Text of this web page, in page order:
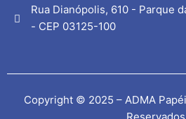
Rua Dianópolis, 610 - Parque
- CEP 03125-100
Copyright © 2025 – ADMA